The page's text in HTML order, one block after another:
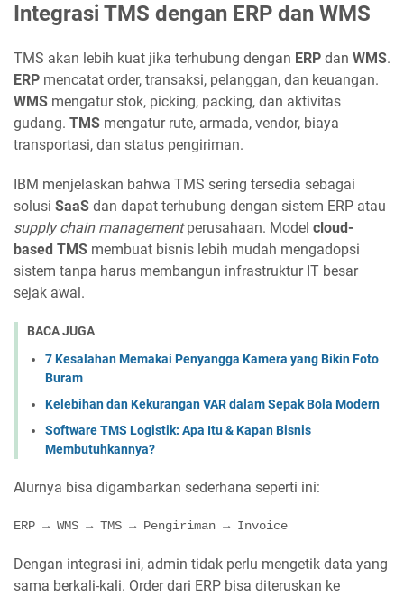
Integrasi TMS dengan ERP dan WMS
TMS akan lebih kuat jika terhubung dengan ERP dan WMS.
ERP mencatat order, transaksi, pelanggan, dan keuangan.
WMS mengatur stok, picking, packing, dan aktivitas
gudang. TMS mengatur rute, armada, vendor, biaya
transportasi, dan status pengiriman.
IBM menjelaskan bahwa TMS sering tersedia sebagai
solusi SaaS dan dapat terhubung dengan sistem ERP atau
supply chain managementperusahaan. Model cloud-
based TMS membuat bisnis lebih mudah mengadopsi
sistem tanpa harus membangun infrastruktur IT besar
sejak awal.
BACA JUGA
7 Kesalahan Memakai Penyangga Kamera yang Bikin Foto
Buram
Kelebihan dan Kekurangan VAR dalam Sepak Bola Modern
Software TMS Logistik: Apa Itu & Kapan Bisnis
Membutuhkannya?
Alurnya bisa digambarkan sederhana seperti ini:
ERP → WMS → TMS → Pengiriman → Invoice
Dengan integrasi ini, admin tidak perlu mengetik data yang
sama berkali-kali. Order dari ERP bisa diteruskan ke